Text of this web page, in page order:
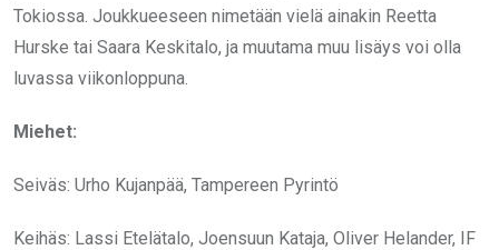
Tokiossa. Joukkueeseen nimetään vielä ainakin Reetta
Hurske tai Saara Keskitalo, ja muutama muu lisäys voi olla
luvassa viikonloppuna.
Miehet:
Seiväs: Urho Kujanpää, Tampereen Pyrintö
Keihäs: Lassi Etelätalo, Joensuun Kataja, Oliver Helander, IF